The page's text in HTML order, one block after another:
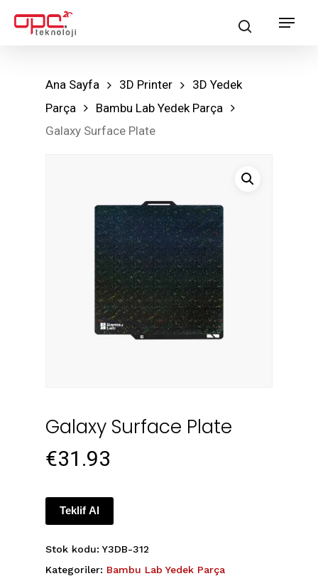
searchMenu
Ana Sayfa 3D Printer
3D Yedek
Parça
Bambu Lab Yedek Parça
Galaxy Surface Plate
Galaxy Surface Plate
€31.93
Teklif Al
Stok kodu: Y3DB-312
Kategoriler: Bambu Lab Yedek Parça